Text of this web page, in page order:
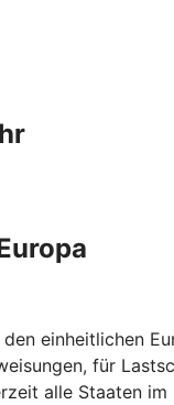
einheitlichen
für
alle Staaten